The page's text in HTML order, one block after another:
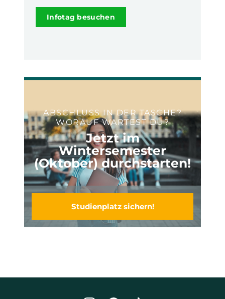
Infotag besuchen
ABSCHLUSS IN DER TASCHE?
WORAUF WARTEST DU?
Jetzt im
Wintersemester
(Oktober) durchstarten!
Studienplatz sichern!